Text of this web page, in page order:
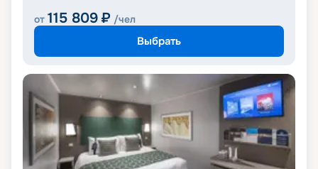
от 115 809 ₽ /чел
Выбрать